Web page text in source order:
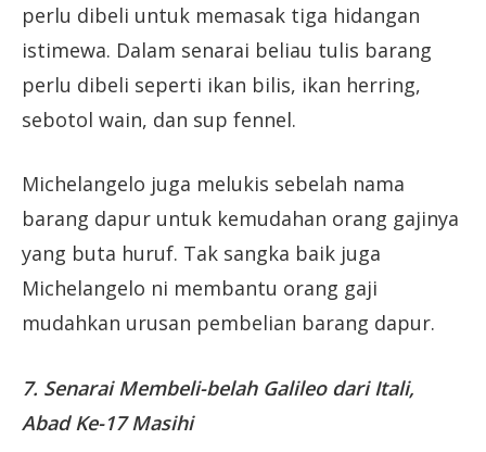
perlu dibeli untuk memasak tiga hidangan
istimewa. Dalam senarai beliau tulis barang
perlu dibeli seperti ikan bilis, ikan herring,
sebotol wain, dan sup fennel.
Michelangelo juga melukis sebelah nama
barang dapur untuk kemudahan orang gajinya
yang buta huruf. Tak sangka baik juga
Michelangelo ni membantu orang gaji
mudahkan urusan pembelian barang dapur.
7. Senarai Membeli-belah Galileo dari Itali,
Abad Ke-17 Masihi